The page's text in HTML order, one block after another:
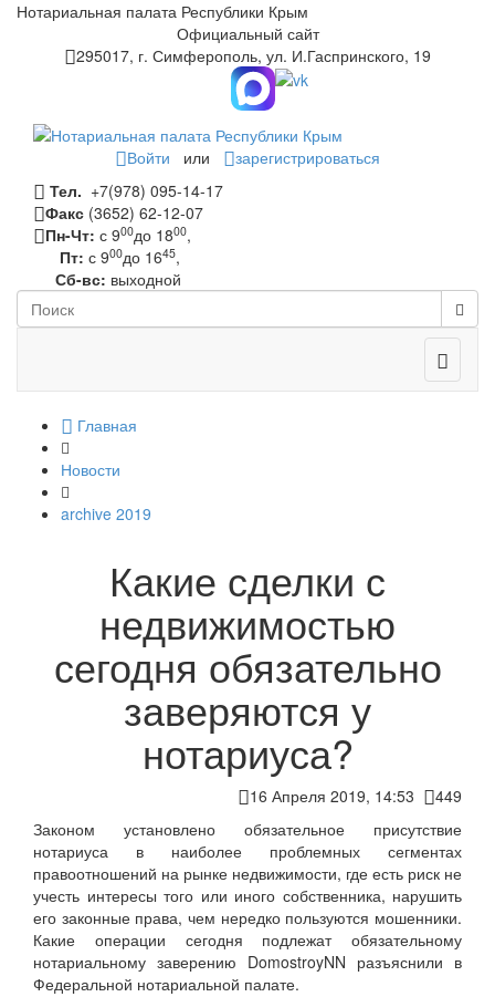
Нотариальная палата Республики Крым
Официальный сайт
295017, г. Симферополь, ул. И.Гаспринского, 19
Войти или
зарегистрироваться
Тел. +7(978) 095-14-17
Факс (3652) 62-12-07
Пн-Чт: с 900до 1800,
Пт: с 900до 1645,
Сб-вс: выходной
Toggle
Главная
Новости
archive 2019
Какие сделки с
недвижимостью
сегодня обязательно
заверяются у
нотариуса?
16 Апреля 2019, 14:53
449
Законом установлено обязательное присутствие
нотариуса в наиболее проблемных сегментах
правоотношений на рынке недвижимости, где есть риск не
учесть интересы того или иного собственника, нарушить
его законные права, чем нередко пользуются мошенники.
Какие операции сегодня подлежат обязательному
нотариальному заверению DomostroyNN разъяснили в
Федеральной нотариальной палате.